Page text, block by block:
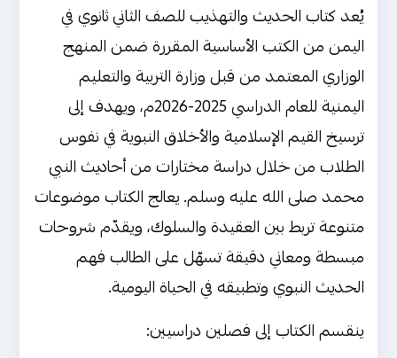
يُعد كتاب الحديث والتهذيب للصف الثاني ثانوي في
اليمن من الكتب الأساسية المقررة ضمن المنهج
الوزاري المعتمد من قبل وزارة التربية والتعليم
اليمنية للعام الدراسي 2025-2026م، ويهدف إلى
ترسيخ القيم الإسلامية والأخلاق النبوية في نفوس
الطلاب من خلال دراسة مختارات من أحاديث النبي
محمد صلى الله عليه وسلم. يعالج الكتاب موضوعات
متنوعة تربط بين العقيدة والسلوك، ويقدّم شروحات
مبسطة ومعاني دقيقة تسهّل على الطالب فهم
الحديث النبوي وتطبيقه في الحياة اليومية.
ينقسم الكتاب إلى فصلين دراسيين: